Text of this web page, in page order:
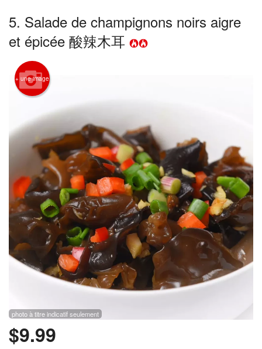
Inscription
Panier (0)
5. Salade de champignons noirs aigre
et épicée 酸辣木耳
+ une image
photo à titre indicatif seulement
$9.99